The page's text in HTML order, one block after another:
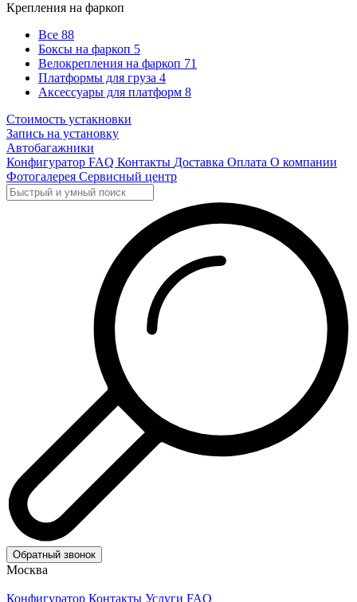
Крепления на фаркоп
Все 88
Боксы на фаркоп 5
Велокрепления на фаркоп 71
Платформы для груза 4
Аксессуары для платформ 8
Стоимость устакновки
Запись на установку
Автобагажники
Конфигуратор FAQ Контакты Доставка Оплата О компании
Фотогалерея Сервисный центр
Обратный звонок
Москва
Конфигуратор Контакты Услуги FAQ